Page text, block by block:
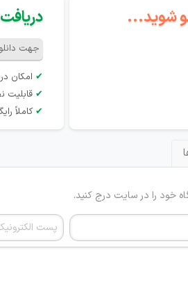
شوید...
جهت
✔ امکان
✔ قابلیت
✔کاملاً
خود را در سایت درج کنید.